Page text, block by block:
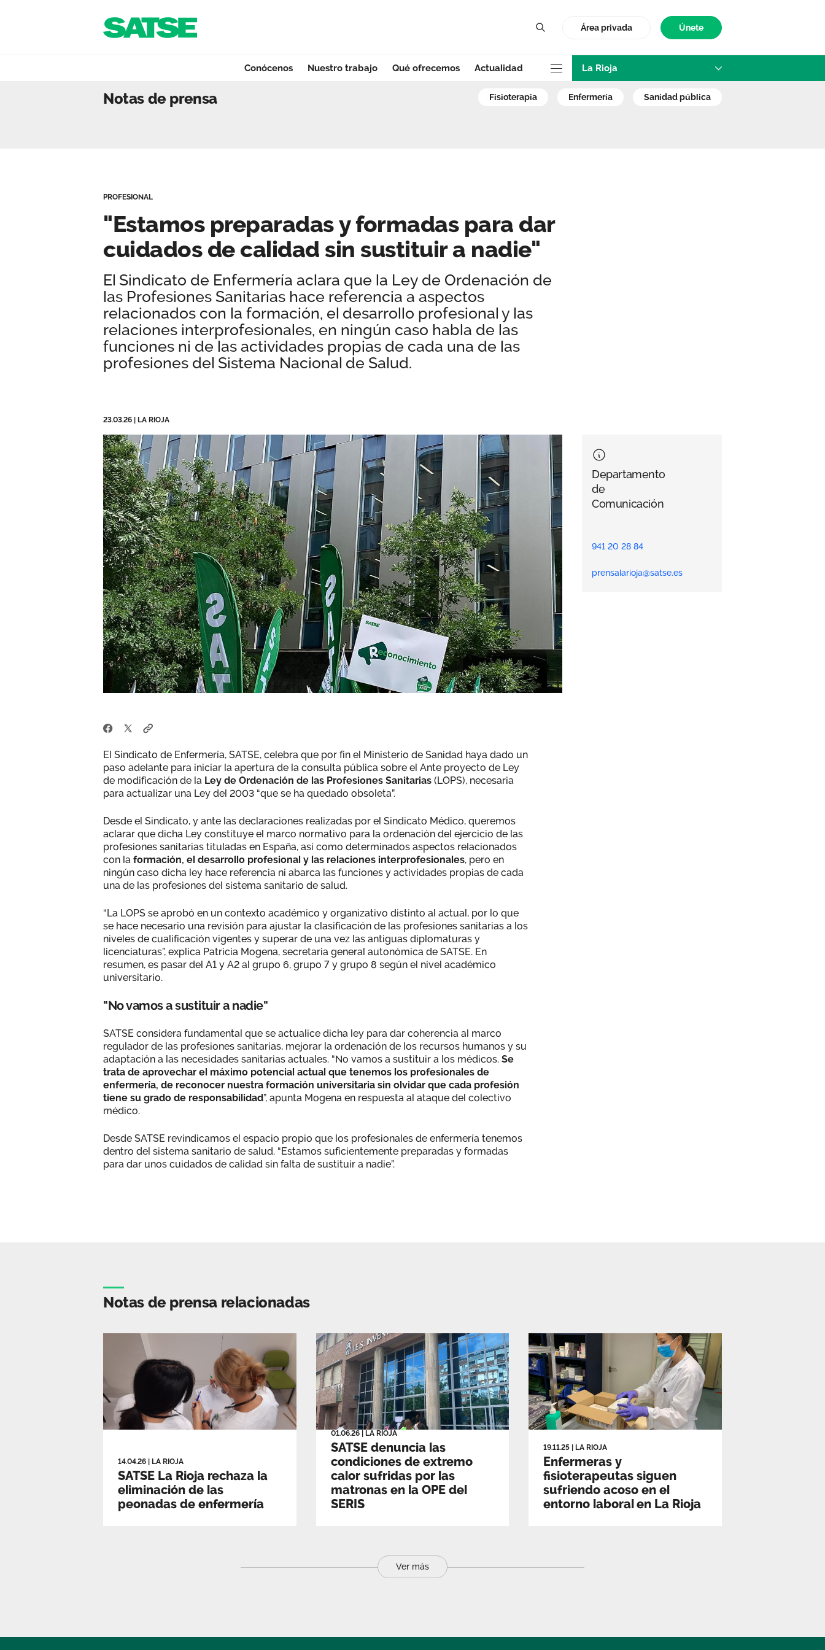
Navegación
Área privada
Únete
Conócenos Nuestro trabajo Qué ofrecemos Actualidad
Qué ofrecemos
La Rioja
"Estamos preparadas y formadas para dar
Notas de prensa fisioterapia enfermería sanidad pública
PROFESIONAL
"Estamos preparadas y formadas para dar
cuidados de calidad sin sustituir a nadie"
El Sindicato de Enfermería aclara que la Ley de Ordenación de
las Profesiones Sanitarias hace referencia a aspectos
relacionados con la formación, el desarrollo profesional y las
relaciones interprofesionales, en ningún caso habla de las
funciones ni de las actividades propias de cada una de las
profesiones del Sistema Nacional de Salud.
23.03.26 LA RIOJA
El Sindicato de Enfermería, SATSE, celebra que por fin el Ministerio de Sanidad haya dado un
paso adelante para iniciar la apertura de la consulta pública sobre el Ante proyecto de Ley
de modificación de la Ley de Ordenación de las Profesiones Sanitarias (LOPS), necesaria
para actualizar una Ley del 2003 “que se ha quedado obsoleta”.
Desde el Sindicato, y ante las declaraciones realizadas por el Sindicato Médico, queremos
aclarar que dicha Ley constituye el marco normativo para la ordenación del ejercicio de las
profesiones sanitarias tituladas en España, así como determinados aspectos relacionados
con la formación, el desarrollo profesional y las relaciones interprofesionales, pero en
ningún caso dicha ley hace referencia ni abarca las funciones y actividades propias de cada
una de las profesiones del sistema sanitario de salud.
“La LOPS se aprobó en un contexto académico y organizativo distinto al actual, por lo que
se hace necesario una revisión para ajustar la clasificación de las profesiones sanitarias a los
niveles de cualificación vigentes y superar de una vez las antiguas diplomaturas y
licenciaturas”, explica Patricia Mogena, secretaria general autonómica de SATSE. En
resumen, es pasar del A1 y A2 al grupo 6, grupo 7 y grupo 8 según el nivel académico
universitario.
"No vamos a sustituir a nadie"
SATSE considera fundamental que se actualice dicha ley para dar coherencia al marco
regulador de las profesiones sanitarias, mejorar la ordenación de los recursos humanos y su
adaptación a las necesidades sanitarias actuales. “No vamos a sustituir a los médicos. Se
trata de aprovechar el máximo potencial actual que tenemos los profesionales de
enfermería, de reconocer nuestra formación universitaria sin olvidar que cada profesión
tiene su grado de responsabilidad”, apunta Mogena en respuesta al ataque del colectivo
médico.
Desde SATSE revindicamos el espacio propio que los profesionales de enfermería tenemos
dentro del sistema sanitario de salud. “Estamos suficientemente preparadas y formadas
para dar unos cuidados de calidad sin falta de sustituir a nadie”.
Departamento
de
Comunicación
941 20 28 84
prensalarioja@satse.es
Notas de prensa relacionadas
14.04.26 LA RIOJA
SATSE La Rioja rechaza la
eliminación de las
peonadas de enfermería
01.06.26 LA RIOJA
SATSE denuncia las
condiciones de extremo
calor sufridas por las
matronas en la OPE del
SERIS
19.11.25 LA RIOJA
Enfermeras y
fisioterapeutas siguen
sufriendo acoso en el
entorno laboral en La Rioja
Ver más